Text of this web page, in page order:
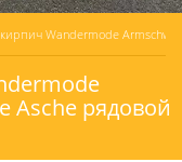
Asche рядовой